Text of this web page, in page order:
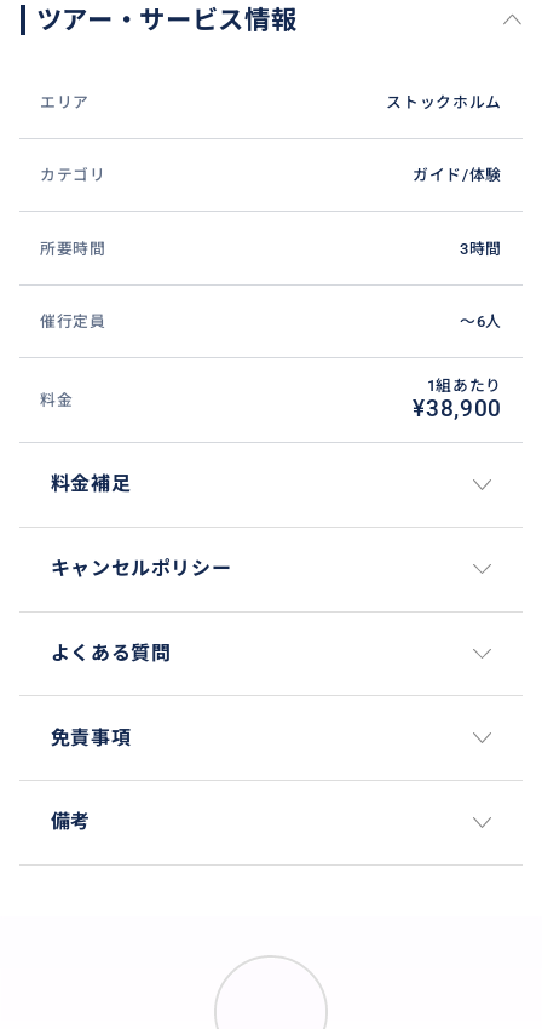
ツアー・サービス情報
エリア ストックホルム
カテゴリ ガイド/体験
所要時間 3時間
催行定員 〜6人
料金
1組あたり
¥38,900
料金補足
キャンセルポリシー
よくある質問
免責事項
備考